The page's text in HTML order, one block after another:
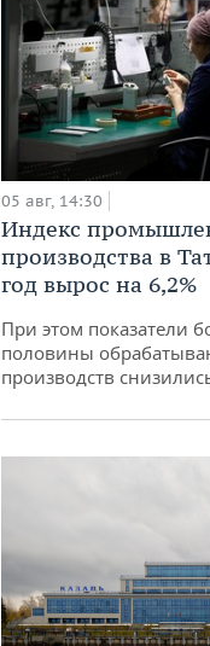
05 авг, 14:30
Индекс
производства в
год вырос на 6,2%
При этом показатели
половины
производств